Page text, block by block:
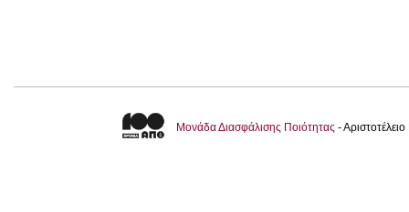
Μονάδα Διασφάλισης Ποιότητας -